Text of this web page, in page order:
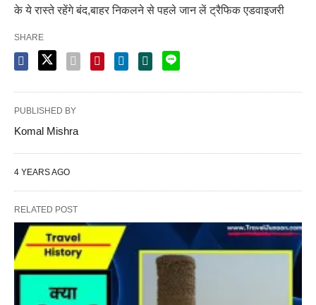
के ये रास्ते रहेंगे बंद,बाहर निकलने से पहले जान लें ट्रैफिक एडवाइजरी
SHARE
PUBLISHED BY
Komal Mishra
4 YEARS AGO
RELATED POST